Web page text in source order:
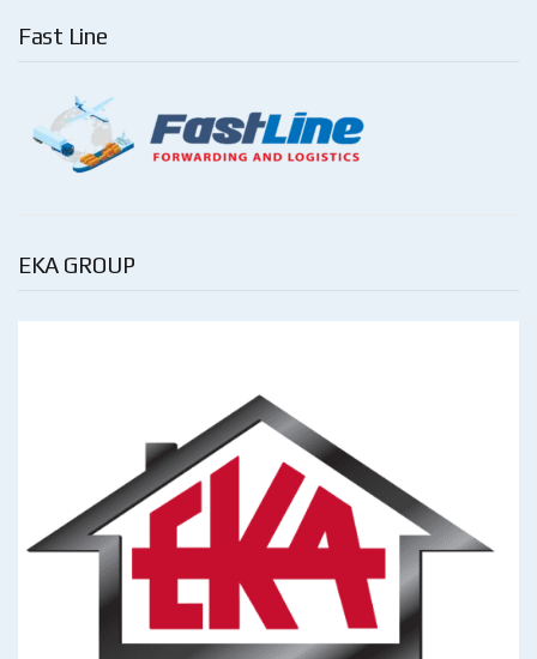
Fast Line
EKA GROUP